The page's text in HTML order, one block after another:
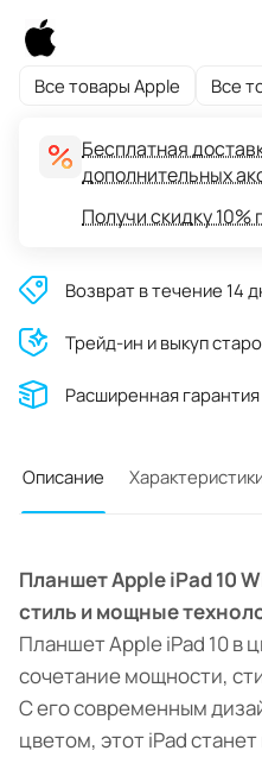
Все товары Apple Все
Бесплатная
дополнительных
Получи скидку
Возврат в течение 14
Трейд-ин и выкуп
Расширенная гарантия
Описание
Планшет Apple iPad 10
стиль и мощные
Планшет Apple iPad 10 в
сочетание мощности,
С его современным
цветом, этот iPad